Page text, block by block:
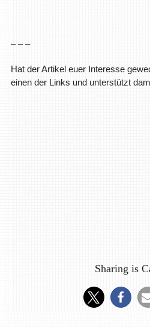
– – –
Hat der Artikel euer Interesse
einen der Links und unterstützt
Sharing is